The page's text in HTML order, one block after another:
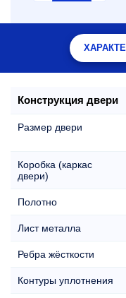
Конструкция двери
Размер двери
Коробка (каркас
двери)
Полотно
Лист металла
Ребра жёсткости
Контуры уплотнения